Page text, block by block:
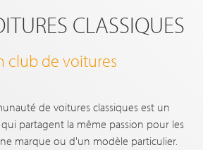
CLASSIQUES
club de voitures
de voitures classiques est un
partagent la même passion pour les
marque ou d'un modèle particulier.